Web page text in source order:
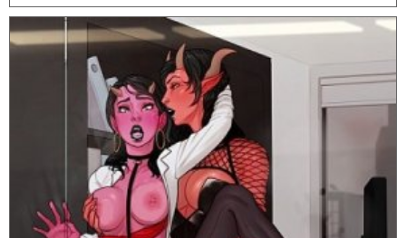
завести интрижку на стороне, исключительно ради секса, молодой
организм, знаете ли просит своего. Так вот одна из моих бывших
пассий стояла сейчас передо мной, точнее не стояла, а забиралась
под мой стол, и расстёгивала мне брюки.